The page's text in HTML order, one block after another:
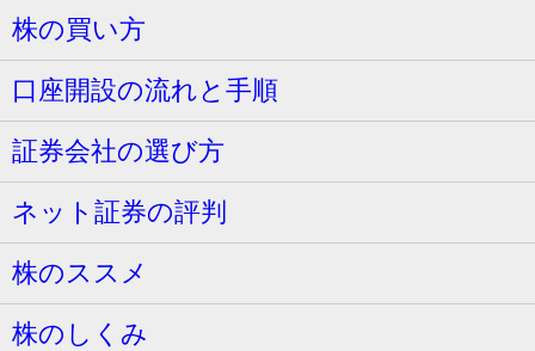
株の買い方
口座開設の流れと手順
証券会社の選び方
ネット証券の評判
株のススメ
株のしくみ